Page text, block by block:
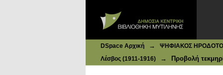
DSpace Αρχική → ΨΗΦΙΑΚΟΣ ΗΡΟΔΟΤΟΣ:
Λέσβος (1911-1916)
→ Προβολή